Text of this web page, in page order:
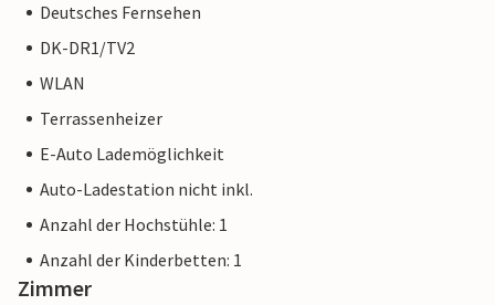
Deutsches Fernsehen
DK-DR1/TV2
WLAN
Terrassenheizer
E-Auto Lademöglichkeit
Auto-Ladestation nicht inkl.
Anzahl der Hochstühle: 1
Anzahl der Kinderbetten: 1
Zimmer